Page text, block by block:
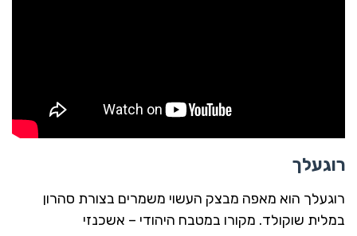
רוגעלך
רוגעלך הוא מאפה מבצק העשוי משמרים בצורת סהרון
במלית שוקולד. מקורו במטבח היהודי – אשכנזי